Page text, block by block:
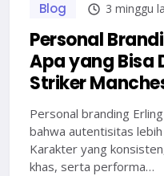
Blog 3 minggu
Personal
Apa yang Bisa
Striker
Personal branding
bahwa autentisitas
Karakter yang
khas, serta performa…